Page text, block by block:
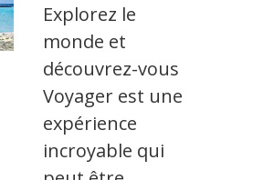
Explorez le
monde et
découvrez-vous
Voyager est une
expérience
incroyable qui